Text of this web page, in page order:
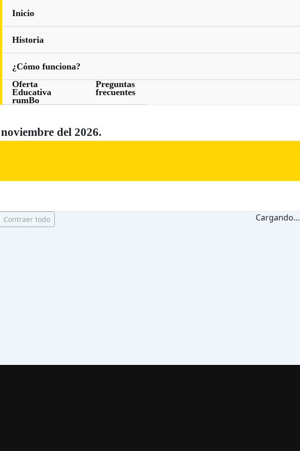
Inicio
Historia
¿Cómo funciona?
Oferta
Educativa
rumBo
Preguntas
frecuentes
noviembre del 2026.
Contraer todo Cargando…